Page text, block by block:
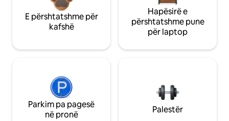
E përshtatshme për
kafshë
Hapësirë e
përshtatshme pune
për laptop
Parkim pa pagesë
në pronë
Palestër